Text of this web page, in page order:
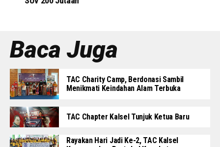
Baca Juga
TAC Charity Camp, Berdonasi Sambil
Menikmati Keindahan Alam Terbuka
TAC Chapter Kalsel Tunjuk Ketua Baru
Rayakan Hari Jadi Ke-2, TAC Kalsel